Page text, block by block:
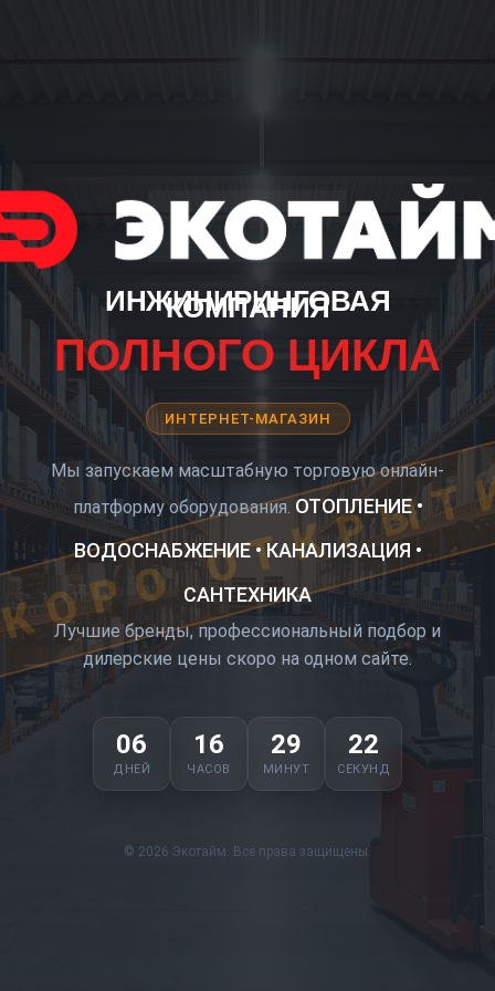
ИНЖИНИРИНГОВАЯ
КОМПАНИЯ
ПОЛНОГО ЦИКЛА
ИНТЕРНЕТ-МАГАЗИН
Мы запускаем масштабную торговую онлайн-
платформу оборудования. ОТОПЛЕНИЕ •
ВОДОСНАБЖЕНИЕ • КАНАЛИЗАЦИЯ •
САНТЕХНИКА
Лучшие бренды, профессиональный подбор и
дилерские цены скоро на одном сайте.
06
ДНЕЙ
16
ЧАСОВ
29
МИНУТ
21
СЕКУНД
© 2026 Экотайм. Все права защищены.